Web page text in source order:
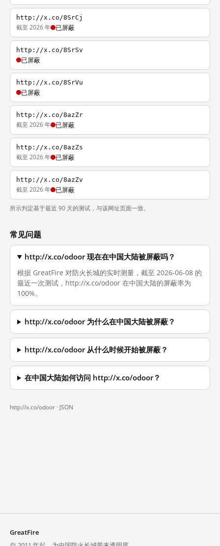
http://x.co/8SrCj
截至 2026 年 已屏蔽
http://x.co/8SrSv
已屏蔽
http://x.co/8SrVu
已屏蔽
http://x.co/8azZr
截至 2026 年 已屏蔽
http://x.co/8azZs
截至 2026 年 已屏蔽
http://x.co/8azZv
截至 2026 年 已屏蔽
所示判定基于最近 90 天的测试，与该网址页面一致。
常见问题
http://x.co/odoor 现在在中国大陆被屏蔽吗？
根据 GreatFire 对防火长城的实时测量，截至 2026-06-08 的
最近一次测试，http://x.co/odoor 在中国大陆的屏蔽率为
100%。
http://x.co/odoor 为什么在中国大陆被屏蔽？
http://x.co/odoor 从什么时候开始被屏蔽？
在中国大陆如何访问 http://x.co/odoor？
http://x.co/odoor · JSON
GreatFire